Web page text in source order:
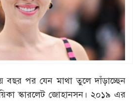
বছর পর যেন মাথা তুলে দাঁড়াচ্ছেন
স্কারলেট জোহানসন। ২০১৯ এর